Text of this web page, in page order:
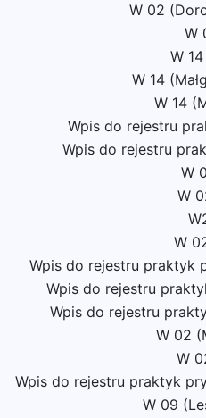
W 02
W
W
W 14
W 14
Wpis do rejestru
Wpis do rejestru
W
W
W
Wpis do rejestru praktyk
Wpis do rejestru
Wpis do rejestru
W 02
W
Wpis do rejestru praktyk
W 09